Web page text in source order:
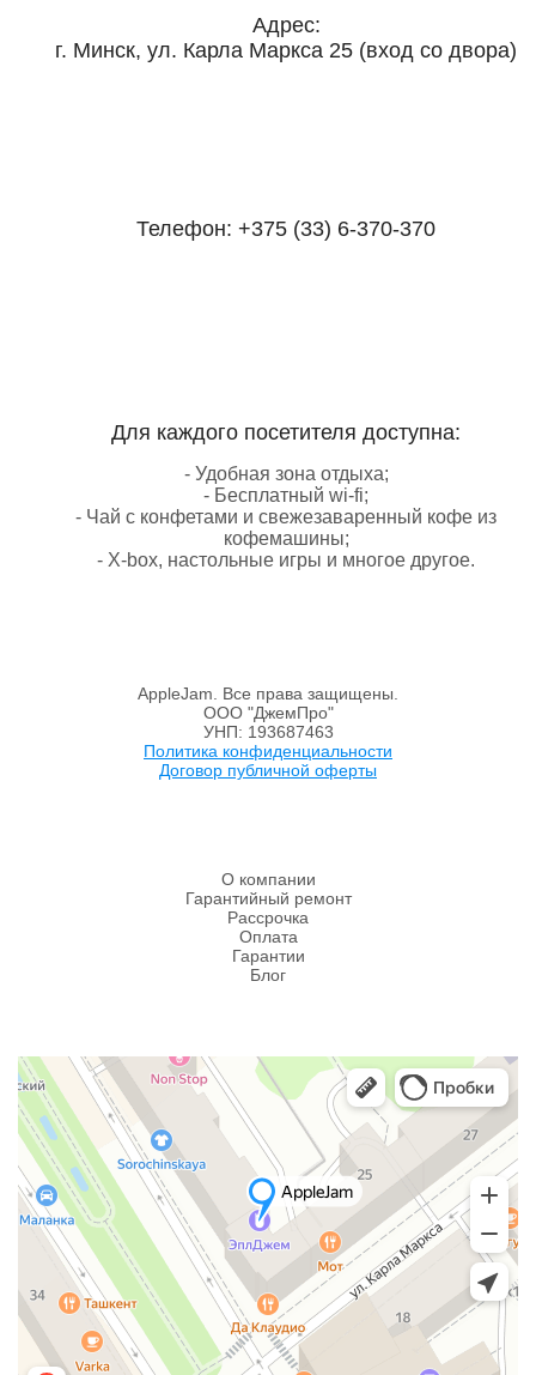
Адрес:
г. Минск, ул. Карла Маркса 25 (вход со двора)
Телефон: +375 (33) 6-370-370
Для каждого посетителя доступна:
- Удобная зона отдыха;
- Бесплатный wi-fi;
- Чай с конфетами и свежезаваренный кофе из
кофемашины;
- X-box, настольные игры и многое другое.
AppleJam. Все права защищены.
ООО "ДжемПро"
УНП: 193687463
Политика конфиденциальности
Договор публичной оферты
О компании
Гарантийный ремонт
Рассрочка
Оплата
Гарантии
Блог